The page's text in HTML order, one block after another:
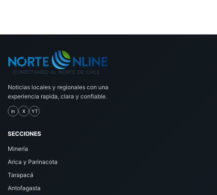
Noticias locales y regionales con una
experiencia rapida, clara y confiable.
in X YT
SECCIONES
Minería
Arica y Parinacota
Tarapacá
Antofagasta